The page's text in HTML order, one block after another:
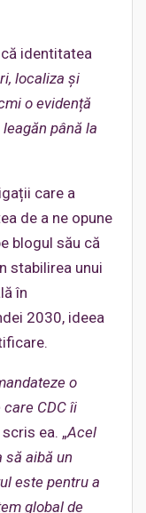
identitatea
localiza și
o evidență
până la
care a
de a ne opune
blogul său că
stabilirea unui
în
2030, ideea
o
CDC îi
scris ea. „Acel
să aibă un
este pentru a
global de